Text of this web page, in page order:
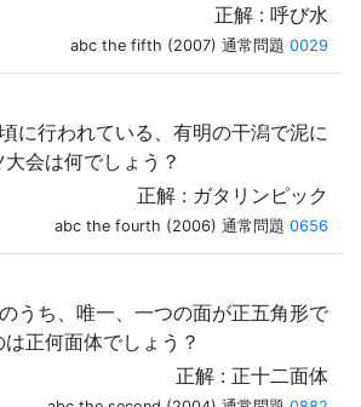
正解 : 呼び水
abc the fifth (2007) 通常問題 0029
に行われている、有明の干潟で泥に
会は何でしょう？
正解 : ガタリンピック
abc the fourth (2006) 通常問題 0656
うち、唯一、一つの面が正五角形で
正何面体でしょう？
正解 : 正十二面体